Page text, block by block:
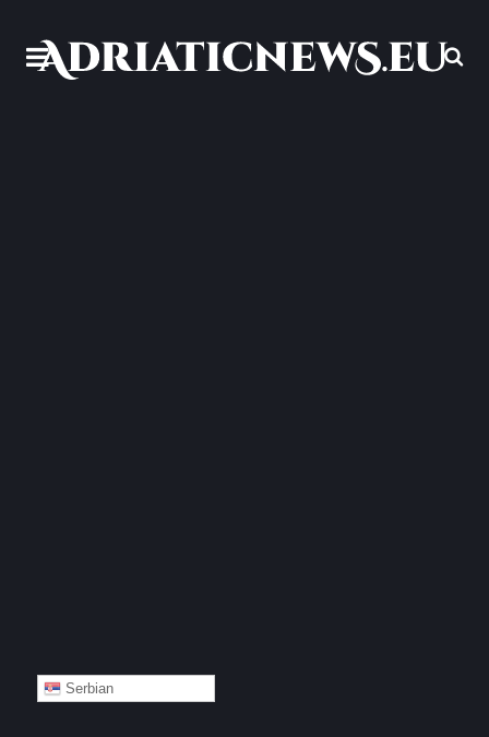
Serbian